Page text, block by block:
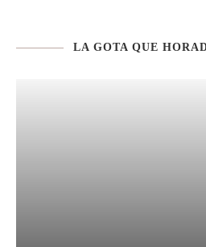
LA GOTA QUE